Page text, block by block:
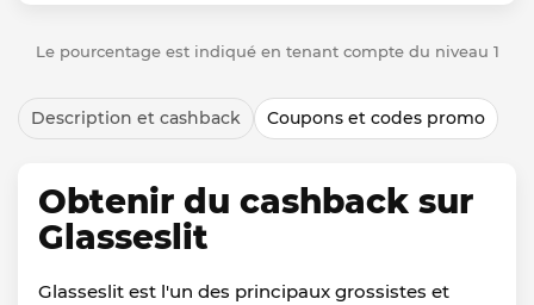
Le pourcentage est indiqué en tenant compte du niveau 1
Description et cashback Coupons et codes promo
Obtenir du cashback sur
Glasseslit
Glasseslit est l'un des principaux grossistes et